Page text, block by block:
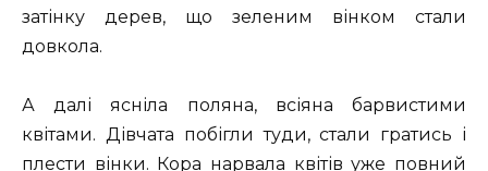
затінку дерев, що зеленим вінком стали
довкола.
А далі ясніла поляна, всіяна барвистими
квітами. Дівчата побігли туди, стали гратись і
плести вінки. Кора нарвала квітів уже повний